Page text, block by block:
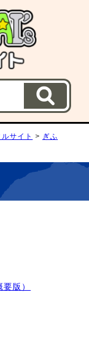
サイト > ぎふ
版）